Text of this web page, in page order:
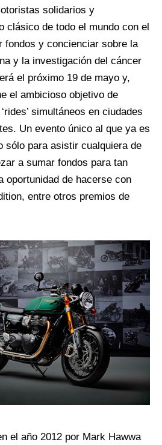
solidarios y
clásico de todo el mundo con el
fondos y concienciar sobre la
y la investigación del cáncer
el próximo 19 de mayo y,
el ambicioso objetivo de
simultáneos en ciudades
Un evento único al que ya es
sólo para asistir cualquiera de
a sumar fondos para tan
oportunidad de hacerse con
entre otros premios de
el año 2012 por Mark Hawwa